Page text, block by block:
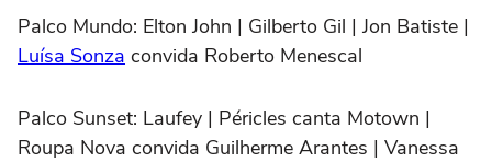
Palco Mundo: Elton John | Gilberto Gil | Jon Batiste |
Luísa Sonza convida Roberto Menescal
Palco Sunset: Laufey | Péricles canta Motown |
Roupa Nova convida Guilherme Arantes | Vanessa